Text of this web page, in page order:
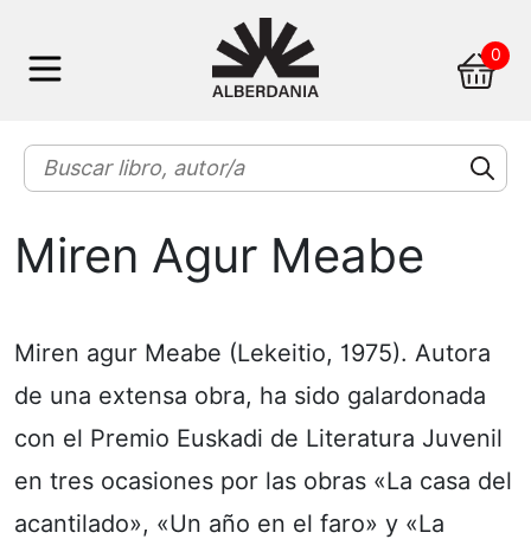
0
Miren Agur Meabe
Miren agur Meabe (Lekeitio, 1975). Autora
de una extensa obra, ha sido galardonada
con el Premio Euskadi de Literatura Juvenil
en tres ocasiones por las obras «La casa del
acantilado», «Un año en el faro» y «La